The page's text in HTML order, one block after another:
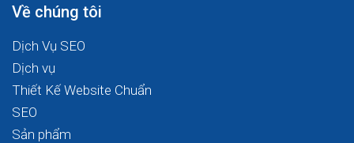
Về chúng tôi
Dịch Vụ SEO
Dịch vụ
Thiết Kế Website Chuẩn
SEO
Sản phẩm